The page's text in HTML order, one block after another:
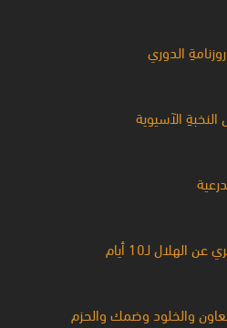
الدوري
الآسيوية
لـ10 أيام
التعاون والخلود وضمك والحزم